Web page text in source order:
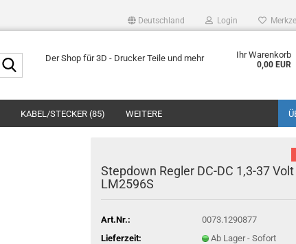
Deutschland Login
Suche...Der Shop für 3D - Drucker Teile und mehr Ihr Warenkorb
0,00 EUR
KABEL/STECKER (85) WEITERE
Stepdown Regler DC-DC 1,3-37 Volt
LM2596S
Art.Nr.:
0073.1290877
Lieferzeit:
Ab Lager - Sofort